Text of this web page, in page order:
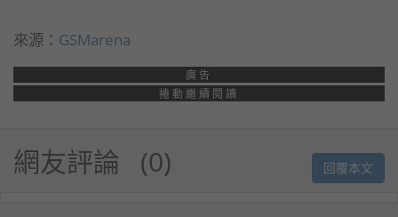
來源： GSMarena
廣告
捲動繼續閱讀
網友評論 0 回覆本文